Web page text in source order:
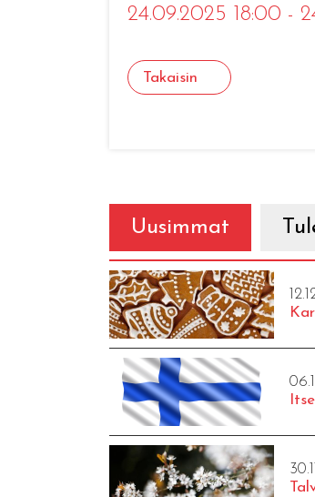
24.09.2025 18:00 -
Takaisin
Uusimmat